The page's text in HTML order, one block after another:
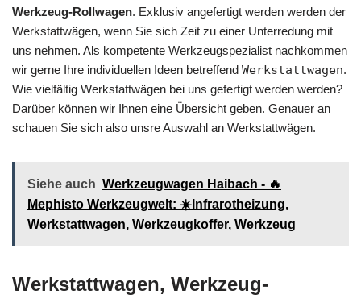
Werkzeug-Rollwagen. Exklusiv angefertigt werden werden der
Werkstattwägen, wenn Sie sich Zeit zu einer Unterredung mit
uns nehmen. Als kompetente Werkzeugspezialist nachkommen
wir gerne Ihre individuellen Ideen betreffend Werkstattwagen.
Wie vielfältig Werkstattwägen bei uns gefertigt werden werden?
Darüber können wir Ihnen eine Übersicht geben. Genauer an
schauen Sie sich also unsre Auswahl an Werkstattwägen.
Siehe auch Werkzeugwagen Haibach - 🔥
Mephisto Werkzeugwelt: ☀️Infrarotheizung,
Werkstattwagen, Werkzeugkoffer, Werkzeug
Werkstattwagen, Werkzeug-